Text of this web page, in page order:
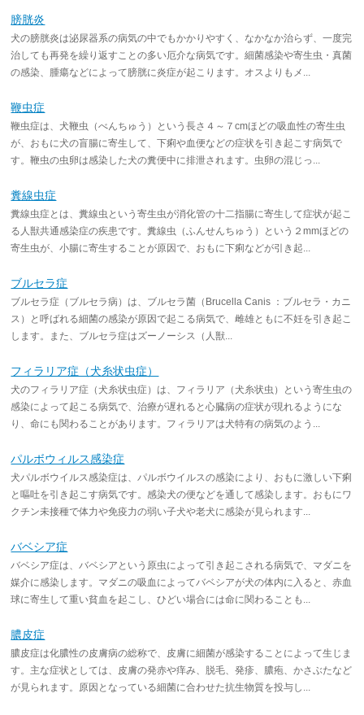
膀胱炎
犬の膀胱炎は泌尿器系の病気の中でもかかりやすく、なかなか治らず、一度完
治しても再発を繰り返すことの多い厄介な病気です。細菌感染や寄生虫・真菌
の感染、腫瘍などによって膀胱に炎症が起こります。オスよりもメ...
鞭虫症
鞭虫症は、犬鞭虫（べんちゅう）という長さ４～７cmほどの吸血性の寄生虫
が、おもに犬の盲腸に寄生して、下痢や血便などの症状を引き起こす病気で
す。鞭虫の虫卵は感染した犬の糞便中に排泄されます。虫卵の混じっ...
糞線虫症
糞線虫症とは、糞線虫という寄生虫が消化管の十二指腸に寄生して症状が起こ
る人獣共通感染症の疾患です。糞線虫（ふんせんちゅう）という２mmほどの
寄生虫が、小腸に寄生することが原因で、おもに下痢などが引き起...
ブルセラ症
ブルセラ症（ブルセラ病）は、ブルセラ菌（Brucella Canis ：ブルセラ・カニ
ス）と呼ばれる細菌の感染が原因で起こる病気で、雌雄ともに不妊を引き起こ
します。また、ブルセラ症はズーノーシス（人獣...
フィラリア症（犬糸状虫症）
犬のフィラリア症（犬糸状虫症）は、フィラリア（犬糸状虫）という寄生虫の
感染によって起こる病気で、治療が遅れると心臓病の症状が現れるようにな
り、命にも関わることがあります。フィラリアは犬特有の病気のよう...
パルボウィルス感染症
犬パルボウイルス感染症は、パルボウイルスの感染により、おもに激しい下痢
と嘔吐を引き起こす病気です。感染犬の便などを通して感染します。おもにワ
クチン未接種で体力や免疫力の弱い子犬や老犬に感染が見られます...
バベシア症
バベシア症は、バベシアという原虫によって引き起こされる病気で、マダニを
媒介に感染します。マダニの吸血によってバベシアが犬の体内に入ると、赤血
球に寄生して重い貧血を起こし、ひどい場合には命に関わることも...
膿皮症
膿皮症は化膿性の皮膚病の総称で、皮膚に細菌が感染することによって生じま
す。主な症状としては、皮膚の発赤や痒み、脱毛、発疹、膿疱、かさぶたなど
が見られます。原因となっている細菌に合わせた抗生物質を投与し...